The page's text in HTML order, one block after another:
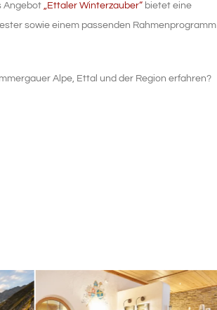
Angebot „Ettaler Winterzauber“bietet eine
sowie einem passenden Rahmenprogramm
Alpe, Ettal und der Region erfahren?